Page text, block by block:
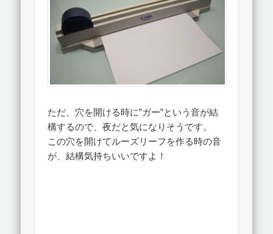
ただ、穴を開ける時に”ガー”という音が結
構するので、夜だと気になりそうです。
この穴を開けてルーズリーフを作る時の音
が、結構気持ちいいですよ！